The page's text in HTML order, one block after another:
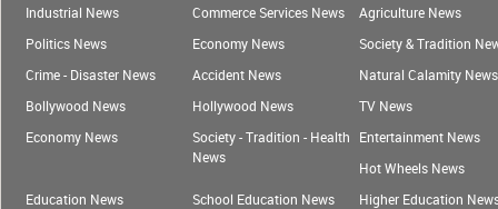
Industrial News
Commerce Services News
Agriculture News
Politics News
Economy News
Society & Tradition
Crime - Disaster News
Accident News
Natural Calamity News
Bollywood News
Hollywood News
TV News
Economy News
Society - Tradition - Health
News
Entertainment News
Hot Wheels News
Education News
School Education News Higher Education